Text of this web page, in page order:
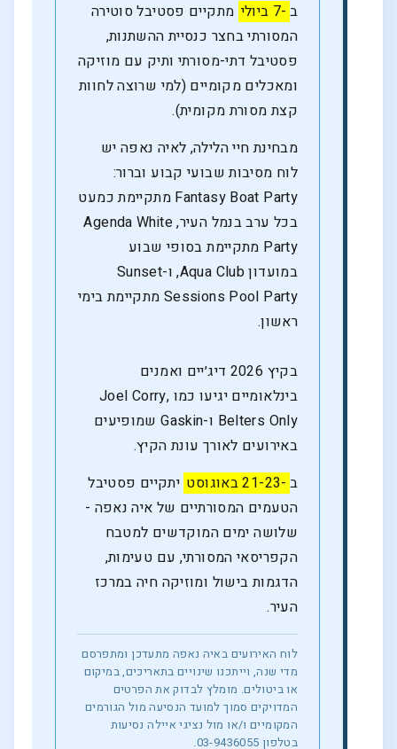
ב -7 ביולי
מתקיים פסטיבל סוטירה
המסורתי בחצר כנסיית ההשתנות,
פסטיבל דתי-מסורתי ותיק עם מוזיקה
ומאכלים מקומיים (למי שרוצה לחוות
קצת מסורת מקומית).
מבחינת חיי הלילה, לאיה נאפה יש
לוח מסיבות שבועי קבוע וברור:
Fantasy Boat Party מתקיימת כמעט
בכל ערב בנמל העיר, Agenda White
Party מתקיימת בסופי שבוע
במועדון Aqua Club, ו-Sunset
Sessions Pool Party מתקיימת בימי
ראשון.
בקיץ 2026 דיג׳יים ואמנים
בינלאומיים יגיעו כמו Joel Corry,
Belters Only ו-Gaskin שמופיעים
באירועים לאורך עונת הקיץ.
ב -21-23 באוגוסט
יתקיים פסטיבל
הטעמים המסורתיים של איה נאפה -
שלושה ימים המוקדשים למטבח
הקפריסאי המסורתי, עם טעימות,
הדגמות בישול ומוזיקה חיה במרכז
העיר.
לוח האירועים באיה נאפה מתעדכן ומתפרסם
מדי שנה, וייתכנו שינויים בתאריכים, במיקום
או ביטולים. מומלץ לבדוק את הפרטים
המדויקים סמוך למועד הנסיעה מול הגורמים
המקומיים ו/או מול נציגי איילה נסיעות
בטלפון 03-9436055.